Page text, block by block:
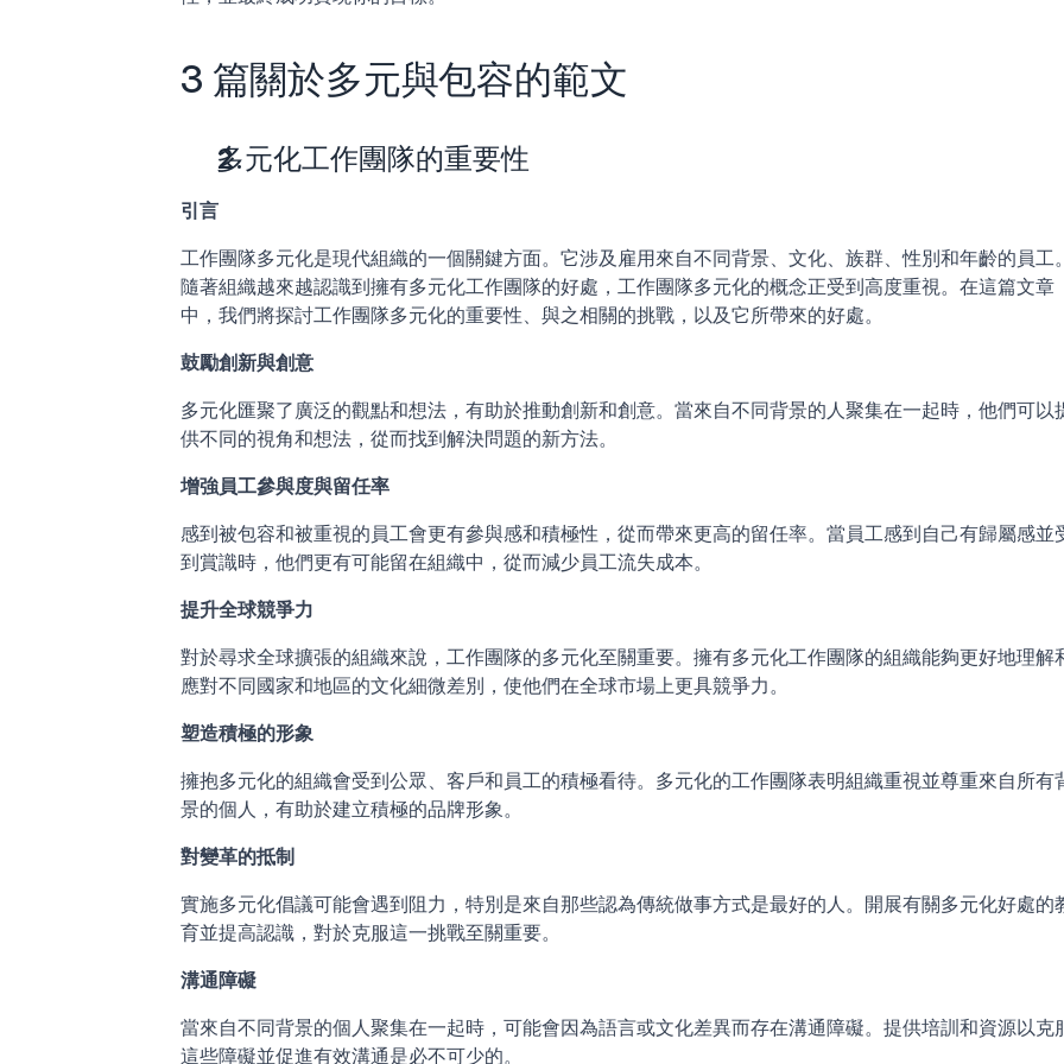
3 篇關於多元與包容的範文
多元化工作團隊的重要性
引言
工作團隊多元化是現代組織的一個關鍵方面。它涉及雇用來自不同背景、文化、族群、性別和年齡的員工
隨著組織越來越認識到擁有多元化工作團隊的好處，工作團隊多元化的概念正受到高度重視。在這篇文章
中，我們將探討工作團隊多元化的重要性、與之相關的挑戰，以及它所帶來的好處。
鼓勵創新與創意
多元化匯聚了廣泛的觀點和想法，有助於推動創新和創意。當來自不同背景的人聚集在一起時，他們可以
供不同的視角和想法，從而找到解決問題的新方法。
增強員工參與度與留任率
感到被包容和被重視的員工會更有參與感和積極性，從而帶來更高的留任率。當員工感到自己有歸屬感並
到賞識時，他們更有可能留在組織中，從而減少員工流失成本。
提升全球競爭力
對於尋求全球擴張的組織來說，工作團隊的多元化至關重要。擁有多元化工作團隊的組織能夠更好地理解
應對不同國家和地區的文化細微差別，使他們在全球市場上更具競爭力。
塑造積極的形象
擁抱多元化的組織會受到公眾、客戶和員工的積極看待。多元化的工作團隊表明組織重視並尊重來自所有
景的個人，有助於建立積極的品牌形象。
對變革的抵制
實施多元化倡議可能會遇到阻力，特別是來自那些認為傳統做事方式是最好的人。開展有關多元化好處的
育並提高認識，對於克服這一挑戰至關重要。
溝通障礙
當來自不同背景的個人聚集在一起時，可能會因為語言或文化差異而存在溝通障礙。提供培訓和資源以克
這些障礙並促進有效溝通是必不可少的。